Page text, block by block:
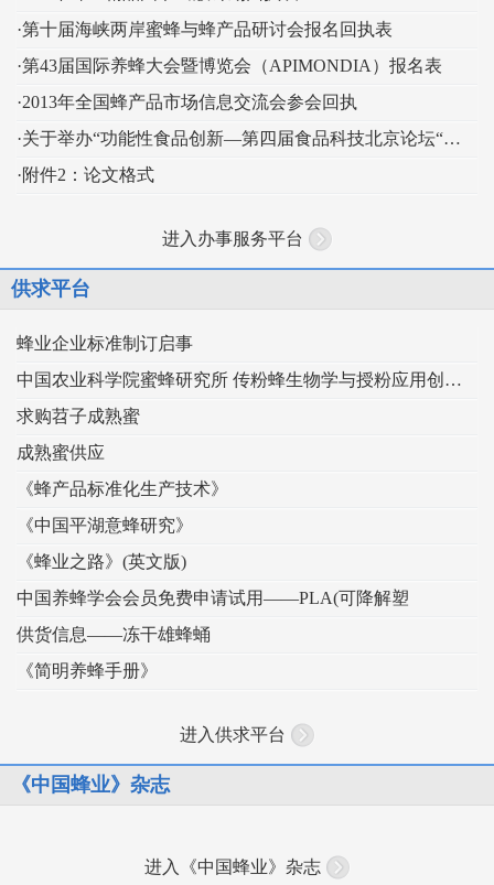
·第十届海峡两岸蜜蜂与蜂产品研讨会报名回执表
·第43届国际养蜂大会暨博览会（APIMONDIA）报名表
·2013年全国蜂产品市场信息交流会参会回执
·关于举办“功能性食品创新—第四届食品科技北京论坛“的通知
·附件2：论文格式
进入办事服务平台
供求平台
蜂业企业标准制订启事
中国农业科学院蜜蜂研究所 传粉蜂生物学与授粉应用创新团队
求购苕子成熟蜜
成熟蜜供应
《蜂产品标准化生产技术》
《中国平湖意蜂研究》
《蜂业之路》(英文版)
中国养蜂学会会员免费申请试用——PLA(可降解塑
供货信息——冻干雄蜂蛹
《简明养蜂手册》
进入供求平台
《中国蜂业》杂志
进入《中国蜂业》杂志